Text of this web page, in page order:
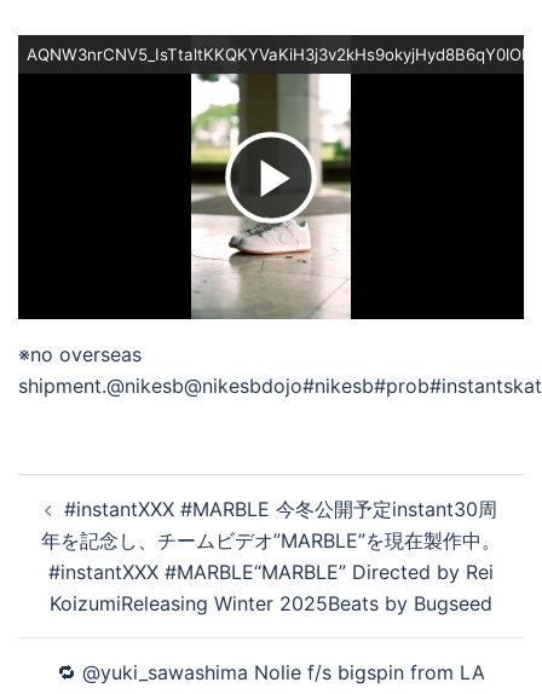
ビ
デ
再
生
※no overseas
稿
ナ
#instantXXX #MARBLE 今冬公開予定instant30周
年を記念し、チームビデオ”MARBLE”を現在製作中。
#instantXXX #MARBLE“MARBLE” Directed by Rei
KoizumiReleasing Winter 2025Beats by Bugseed
🔁 @yuki_sawashima Nolie f/s bigspin from LA